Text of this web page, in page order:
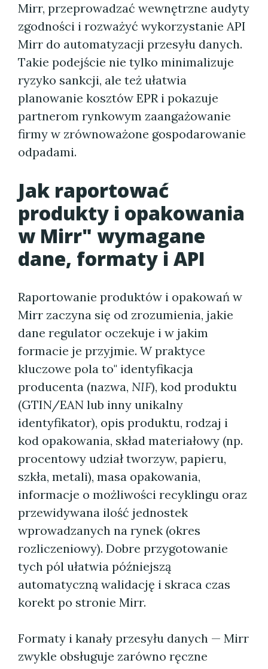
Mirr, przeprowadzać wewnętrzne audyty
zgodności i rozważyć wykorzystanie API
Mirr do automatyzacji przesyłu danych.
Takie podejście nie tylko minimalizuje
ryzyko sankcji, ale też ułatwia
planowanie kosztów EPR i pokazuje
partnerom rynkowym zaangażowanie
firmy w zrównoważone gospodarowanie
odpadami.
Jak raportować
produkty i opakowania
w Mirr" wymagane
dane, formaty i API
Raportowanie produktów i opakowań w
Mirr zaczyna się od zrozumienia, jakie
dane regulator oczekuje i w jakim
formacie je przyjmie. W praktyce
kluczowe pola to" identyfikacja
producenta (nazwa, NIF), kod produktu
(GTIN/EAN lub inny unikalny
identyfikator), opis produktu, rodzaj i
kod opakowania, skład materiałowy (np.
procentowy udział tworzyw, papieru,
szkła, metali), masa opakowania,
informacje o możliwości recyklingu oraz
przewidywana ilość jednostek
wprowadzanych na rynek (okres
rozliczeniowy). Dobre przygotowanie
tych pól ułatwia późniejszą
automatyczną walidację i skraca czas
korekt po stronie Mirr.
Formaty i kanały przesyłu danych — Mirr
zwykle obsługuje zarówno ręczne